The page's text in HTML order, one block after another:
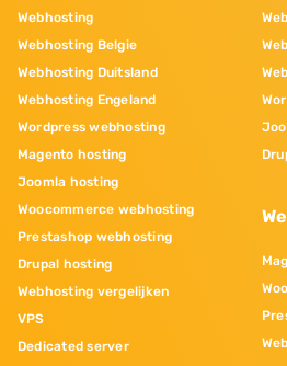
Webhosting
Webhosting Belgie
Webhosting Duitsland
Webhosting Engeland
Wordpress webhosting
Magento hosting
Joomla hosting
Woocommerce webhosting
Prestashop webhosting
Drupal hosting
Webhosting vergelijken
VPS
Dedicated server